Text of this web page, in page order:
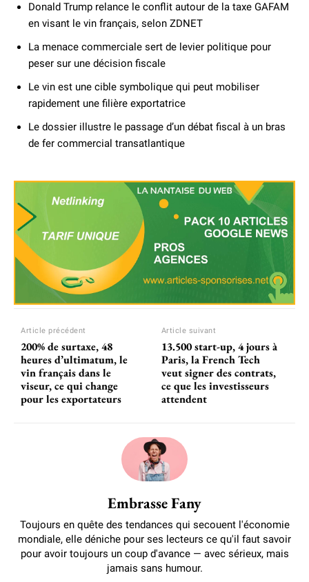
Donald Trump relance le conflit autour de la taxe GAFAM
en visant le vin français, selon ZDNET
La menace commerciale sert de levier politique pour
peser sur une décision fiscale
Le vin est une cible symbolique qui peut mobiliser
rapidement une filière exportatrice
Le dossier illustre le passage d’un débat fiscal à un bras
de fer commercial transatlantique
Article précédent
200% de surtaxe, 48
heures d’ultimatum, le
vin français dans le
viseur, ce qui change
pour les exportateurs
Article suivant
13.500 start-up, 4 jours à
Paris, la French Tech
veut signer des contrats,
ce que les investisseurs
attendent
Embrasse Fany
Toujours en quête des tendances qui secouent l'économie
mondiale, elle déniche pour ses lecteurs ce qu'il faut savoir
pour avoir toujours un coup d'avance — avec sérieux, mais
jamais sans humour.